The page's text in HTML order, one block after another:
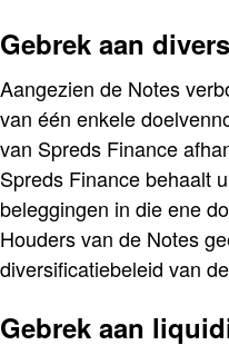
Gebrek aan
Aangezien de Notes
van één enkele
van Spreds Finance
Spreds Finance behaalt
beleggingen in die ene
Houders van de Notes
diversificatiebeleid van
Gebrek aan